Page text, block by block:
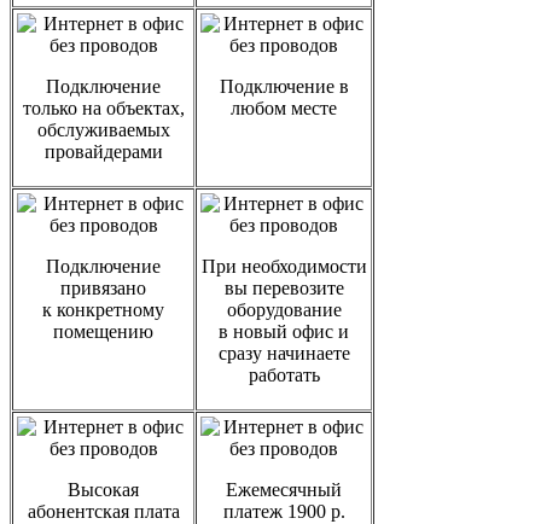
Подключение
только на объектах,
обслуживаемых
провайдерами
Подключение в
любом месте
Подключение
привязано
к конкретному
помещению
При необходимости
вы перевозите
оборудование
в новый офис и
сразу начинаете
работать
Высокая
абонентская плата
Ежемесячный
платеж 1900 р.